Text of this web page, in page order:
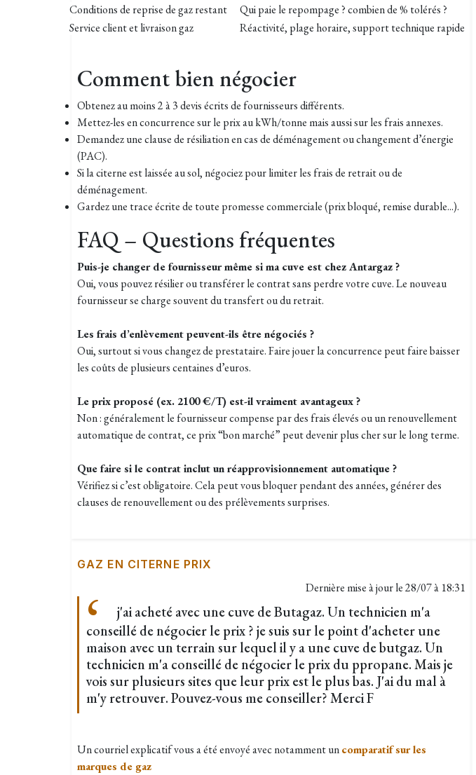
Conditions de reprise de gaz restant
Qui paie le repompage ? combien de % tolérés ?
Service client et livraison gaz
Réactivité, plage horaire, support technique rapide
Comment bien négocier
Obtenez au moins 2 à 3 devis écrits de fournisseurs différents.
Mettez-les en concurrence sur le prix au kWh/tonne mais aussi sur les frais annexes.
Demandez une clause de résiliation en cas de déménagement ou changement d’énergie
(PAC).
Si la citerne est laissée au sol, négociez pour limiter les frais de retrait ou de
déménagement.
Gardez une trace écrite de toute promesse commerciale (prix bloqué, remise durable...).
FAQ – Questions fréquentes
Puis-je changer de fournisseur même si ma cuve est chez Antargaz ?
Oui, vous pouvez résilier ou transférer le contrat sans perdre votre cuve. Le nouveau
fournisseur se charge souvent du transfert ou du retrait.
Les frais d’enlèvement peuvent-ils être négociés ?
Oui, surtout si vous changez de prestataire. Faire jouer la concurrence peut faire baisser
les coûts de plusieurs centaines d’euros.
Le prix proposé (ex. 2100 €/T) est-il vraiment avantageux ?
Non : généralement le fournisseur compense par des frais élevés ou un renouvellement
automatique de contrat, ce prix “bon marché” peut devenir plus cher sur le long terme.
Que faire si le contrat inclut un réapprovisionnement automatique ?
Vérifiez si c’est obligatoire. Cela peut vous bloquer pendant des années, générer des
clauses de renouvellement ou des prélèvements surprises.
GAZ EN CITERNE PRIX
Dernière mise à jour le28/07 à 18:31
j'ai acheté avec une cuve de Butagaz. Un technicien m'a
conseillé de négocier le prix ? je suis sur le point d'acheter une
maison avec un terrain sur lequel il y a une cuve de butgaz. Un
technicien m'a conseillé de négocier le prix du ppropane. Mais je
vois sur plusieurs sites que leur prix est le plus bas. J'ai du mal à
m'y retrouver. Pouvez-vous me conseiller? Merci F
Un courriel explicatif vous a été envoyé avec notamment uncomparatif sur les
marques de gaz